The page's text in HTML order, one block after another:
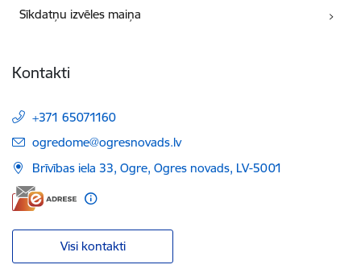
Sīkdatņu izvēles maiņa
Kontakti
+371 65071160
E-pasts:
ogredome@ogresnovads.lv
Brīvības iela 33, Ogre, Ogres novads, LV-5001
Visi kontakti